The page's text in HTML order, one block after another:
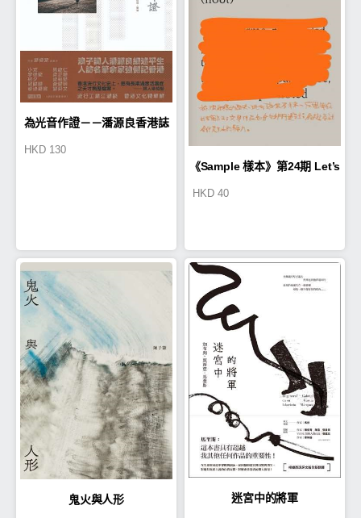
為光音作證－－潘源良香港誌
HKD 130
《Sample 樣本》第24期 Let’s
HKD 40
鬼火與人形 迷宮中的將軍